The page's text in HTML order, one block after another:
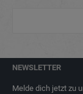
NEWSLETTER
Melde dich jetzt zu